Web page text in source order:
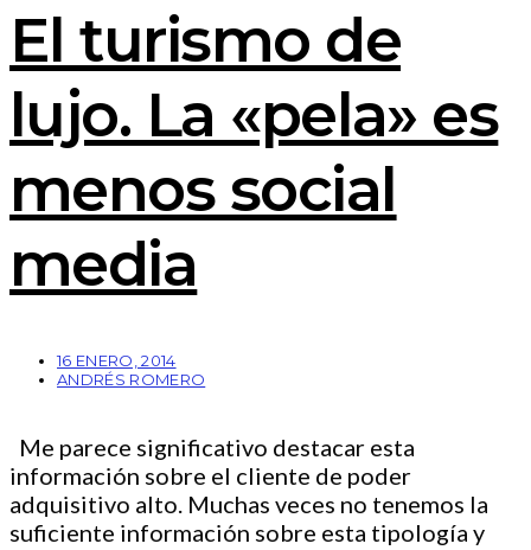
El turismo de
lujo. La «pela» es
menos social
media
16 ENERO, 2014
ANDRÉS ROMERO
Me parece significativo destacar esta
información sobre el cliente de poder
adquisitivo alto. Muchas veces no tenemos la
suficiente información sobre esta tipología y